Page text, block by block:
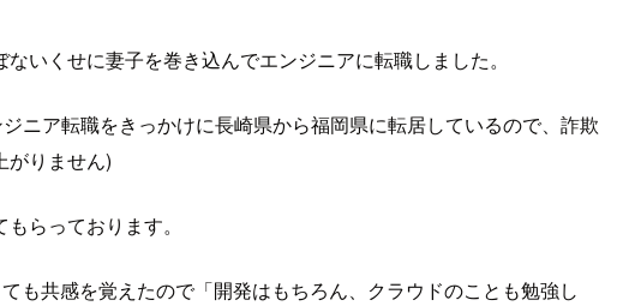
いくせに妻子を巻き込んでエンジニアに転職しました。
ニア転職をきっかけに長崎県から福岡県に転居しているので、詐欺
がりません)
らっております。
も共感を覚えたので「開発はもちろん、クラウドのことも勉強し